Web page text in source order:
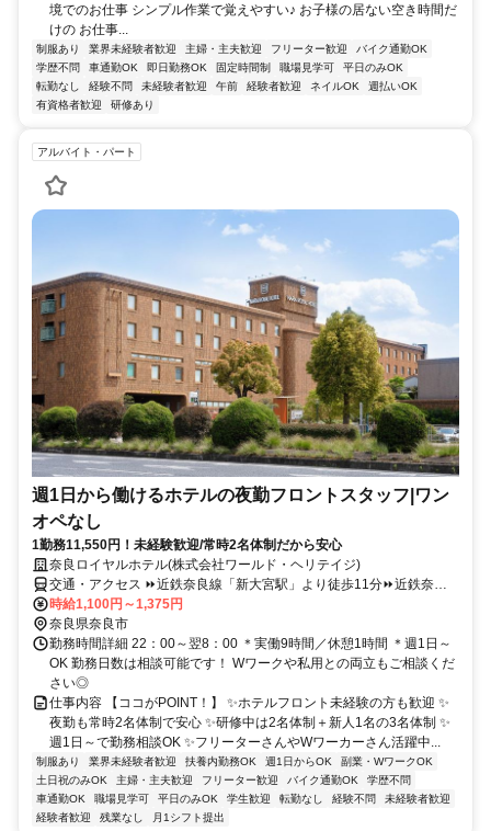
境でのお仕事 シンプル作業で覚えやすい♪ お子様の居ない空き時間だ
けの お仕事...
制服あり 業界未経験者歓迎 主婦・主夫歓迎 フリーター歓迎
バイク通勤OK
学歴不問
車通勤OK 即日勤務OK 固定時間制 職場見学可
平日のみOK
転勤なし
経験不問 未経験者歓迎 午前 経験者歓迎 ネイルOK
週払いOK
有資格者歓迎
研修あり
アルバイト・パート
週1日から働けるホテルの夜勤フロントスタッフ|ワン
オペなし
1勤務11,550円！未経験歓迎/常時2名体制だから安心
奈良ロイヤルホテル(株式会社ワールド・ヘリテイジ)
交通・アクセス ⏩近鉄奈良線「新大宮駅」より徒歩11分⏩近鉄奈良
線「近鉄奈良駅」・JR関西本線「奈良駅」より車で約10分⏩車・バ
イク・自転車通勤可
時給1,100円～1,375円
奈良県奈良市
勤務時間詳細 22：00～翌8：00 ＊実働9時間／休憩1時間 ＊週1日～
OK 勤務日数は相談可能です！ Wワークや私用との両立もご相談くだ
さい◎
仕事内容 【ココがPOINT！】 ✨ホテルフロント未経験の方も歓迎 ✨
夜勤も常時2名体制で安心 ✨研修中は2名体制＋新人1名の3名体制 ✨
週1日～で勤務相談OK ✨フリーターさんやWワーカーさん活躍中...
制服あり 業界未経験者歓迎 扶養内勤務OK 週1日からOK
副業・WワークOK
土日祝のみOK
主婦・主夫歓迎 フリーター歓迎 バイク通勤OK
学歴不問
車通勤OK
職場見学可 平日のみOK 学生歓迎 転勤なし 経験不問
未経験者歓迎
経験者歓迎
残業なし 月1シフト提出